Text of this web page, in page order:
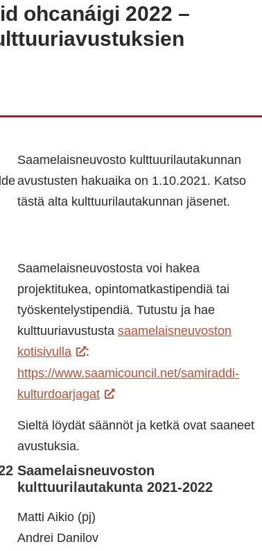
ohcanáigi 2022 –
Saamelaisneuvosto kulttuurilautakunnan
avustusten hakuaika on 1.10.2021. Katso
tästä alta kulttuurilautakunnan jäsenet.
Saamelaisneuvostosta voi hakea
projektitukea, opintomatkastipendiä tai
työskentelystipendiä. Tutustu ja hae
kulttuuriavustusta saamelaisneuvoston
kotisivulla
:
https://www.saamicouncil.net/samiraddi-
kulturdoarjagat
Sieltä löydät säännöt ja ketkä ovat saaneet
avustuksia.
Saamelaisneuvoston
kulttuurilautakunta 2021-2022
Matti Aikio (pj)
Andrei Danilov